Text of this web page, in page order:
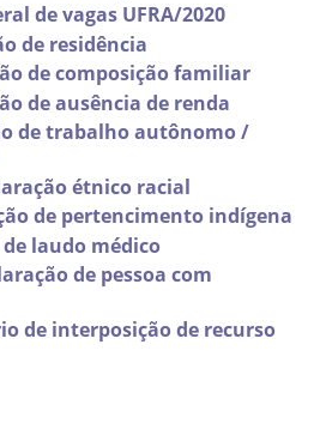
de vagas UFRA/2020
de residência
de composição familiar
de ausência de renda
de trabalho autônomo /
étnico racial
de pertencimento indígena
laudo médico
de pessoa com
de interposição de recurso